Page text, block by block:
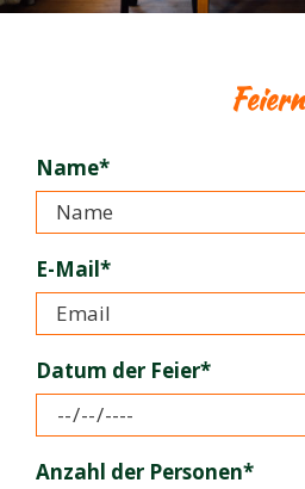
Feiern
Name*
E-Mail*
Datum der Feier*
Anzahl der Personen*